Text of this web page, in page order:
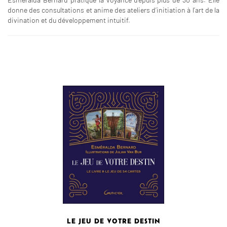
donne des consultations et anime des ateliers d’initiation à l’art de la
divination et du développement intuitif.
LE JEU DE VOTRE DESTIN